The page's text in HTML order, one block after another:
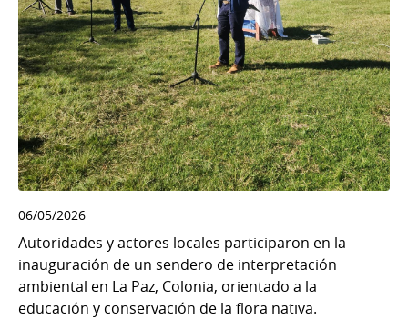
06/05/2026
Autoridades y actores locales participaron en la
inauguración de un sendero de interpretación
ambiental en La Paz, Colonia, orientado a la
educación y conservación de la flora nativa.